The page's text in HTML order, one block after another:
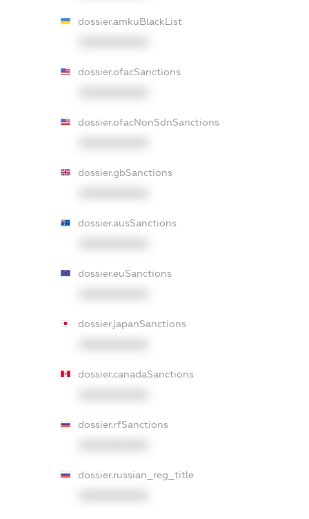
dossier.amkuBlackList
dossier.ofacSanctions
dossier.ofacNonSdnSanctions
dossier.gbSanctions
dossier.ausSanctions
dossier.euSanctions
dossier.japanSanctions
dossier.canadaSanctions
dossier.rfSanctions
dossier.russian_reg_title